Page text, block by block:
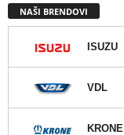
NAŠI BRENDOVI
ISUZU
VDL
KRONE